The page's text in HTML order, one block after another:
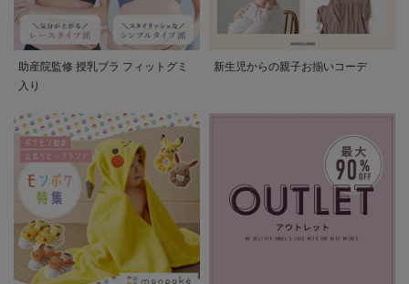
助産院監修 授乳ブラ フィットグミ
入り
新生児からの親子お揃いコーデ